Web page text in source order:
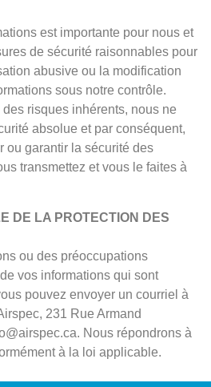
est importante pour nous et
de sécurité raisonnables pour
abusive ou la modification
sous notre contrôle.
risques inhérents, nous ne
absolue et par conséquent,
ou garantir la sécurité des
transmettez et vous le faites à
DE LA PROTECTION DES
ou des préoccupations
vos informations qui sont
pouvez envoyer un courriel à
231 Rue Armand
Nous répondrons à
à la loi applicable.